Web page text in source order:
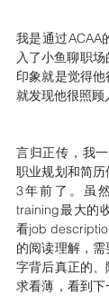
我是通过ACAA
入了小鱼聊职
印象就是觉得
就发现他很照顾
言归正传，我
职业规划和简
3年前了。虽
training最大的
看job
的阅读理解，
字背后真正的
求看薄，看到